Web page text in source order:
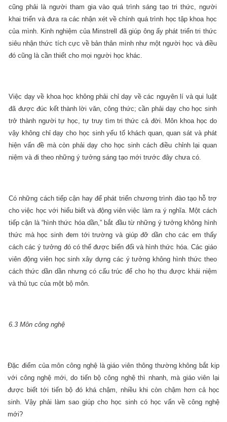
cũng phải là người tham gia vào quá trình sáng tạo tri thức, người
khai triển và đưa ra các nhận xét về chính quá trình học tập khoa học
của mình. Kinh nghiệm của Minstrell đã giúp ông ấy phát triển tri thức
siêu nhận thức tích cực về bản thân mình như một người học và điều
đó cũng là cần thiết cho mọi người học khác.
Việc dạy về khoa học không phải chỉ dạy về các nguyên lí và qui luật
đã được đúc kết thành lời văn, công thức; cần phải dạy cho học sinh
trở thành người tự học, tự truy tìm tri thức cả đời. Môn khoa học do
vậy không chỉ dạy cho học sinh yếu tố khách quan, quan sát và phát
hiện vấn đề mà còn phải dạy cho học sinh cách điều chỉnh lại quan
niệm và đi theo những ý tưởng sáng tạo mới trước đây chưa có.
Có những cách tiếp cận hay để phát triển chương trình đào tạo hỗ trợ
cho việc học với hiểu biết và động viên việc làm ra ý nghĩa. Một cách
tiếp cận là “hình thức hóa dần,” bắt đầu từ những ý tưởng không hình
thức mà học sinh đem tới trường và giúp đỡ dần cho các em thấy
cách các ý tưởng đó có thể được biến đổi và hình thức hóa. Các giáo
viên động viên học sinh xây dựng các ý tưởng không hình thức theo
cách thức dần dần nhưng có cấu trúc để cho họ thu được khái niệm
và thủ tục của một bộ môn.
6.3 Môn công nghệ
Đặc điểm của môn công nghệ là giáo viên thông thường không bắt kịp
với công nghệ mới, do tiến bộ công nghệ thì nhanh, mà giáo viên lại
được biết tới tiến bộ đó khá chậm, nhiều khi còn chậm hơn cả học
sinh. Vậy phải làm sao giúp cho học sinh có học vấn về công nghệ
mới?